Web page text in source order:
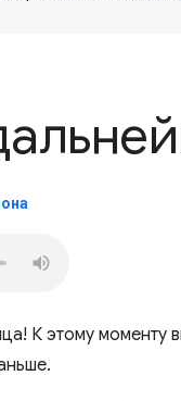
К этому моменту